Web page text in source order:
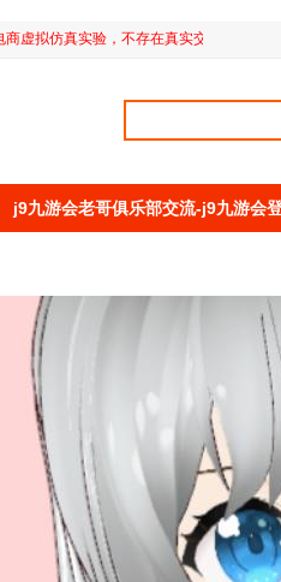
虚拟仿真实验，不存在真实交易，特此说
j9九游会老哥俱乐部交流-j9九游会